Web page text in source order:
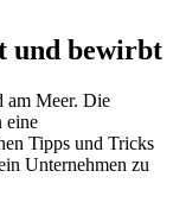
und bewirbt
am Meer. Die
eine
Tipps und Tricks
Unternehmen zu